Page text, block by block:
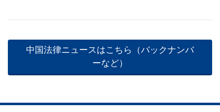
中国法律ニュースはこちら（バックナンバ
ーなど）